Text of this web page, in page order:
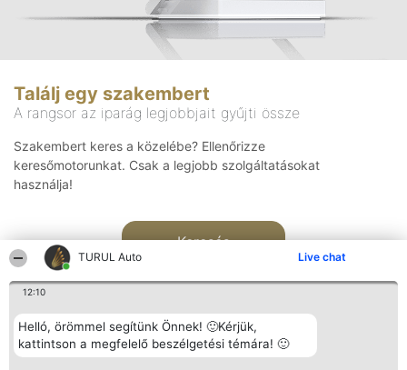
TURUL Auto Live chat
12:10
Helló, örömmel segítünk Önnek! 🙂Kérjük,
kattintson a megfelelő beszélgetési témára! 🙂
Találj egy szakembert
A rangsor az iparág legjobbjait gyűjti össze
Szakembert keres a közelébe? Ellenőrizze
keresőmotorunkat. Csak a legjobb szolgáltatásokat
használja!
Keresés